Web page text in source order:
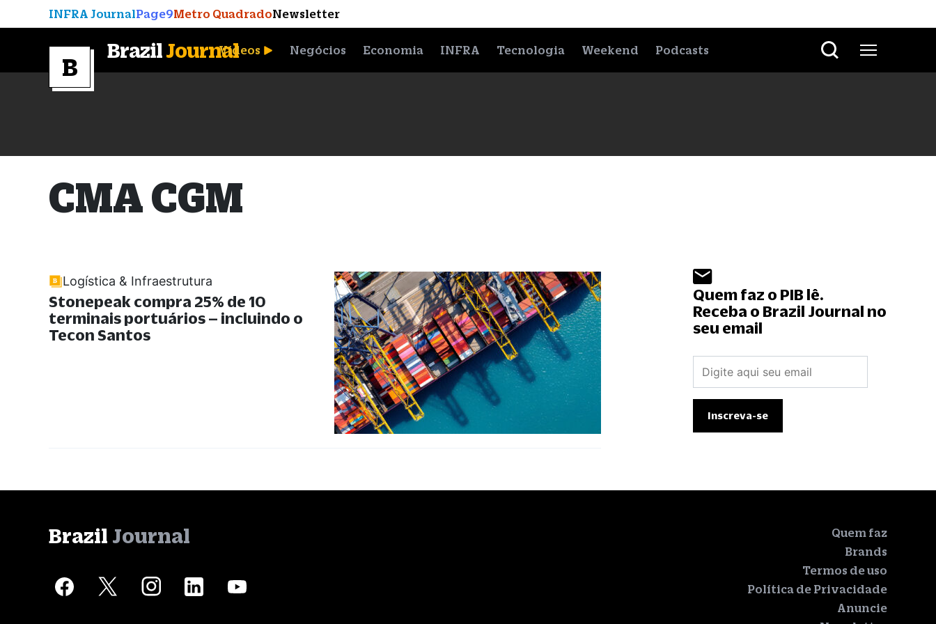
INFRA JournalPage9Metro QuadradoNewsletter
BrazilJournalVídeos Negócios Economia INFRA Tecnologia Weekend Podcasts
CMA CGM
Logística & Infraestrutura
Stonepeak compra 25% de 10
terminais portuários – incluindo o
Tecon Santos
Quem faz o PIB lê.
Receba o Brazil Journal no
seu email
Brazil Journal
Quem faz
Brands
Termos de uso
Política de Privacidade
Anuncie